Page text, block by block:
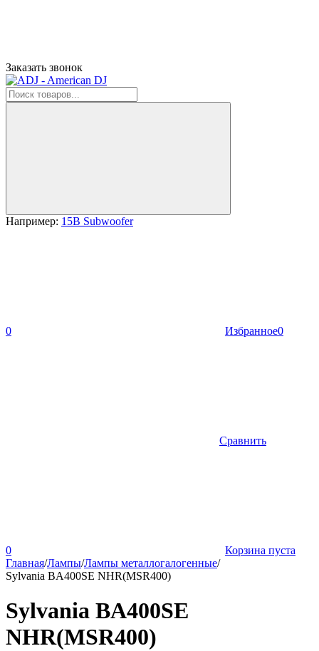
Заказать звонок
Например: 15B Subwoofer
0 Избранное0
Сравнить
0
Корзина пуста
Главная/Лампы/Лампы металлогалогенные/
Sylvania BA400SE NHR(MSR400)
Sylvania BA400SE
NHR(MSR400)